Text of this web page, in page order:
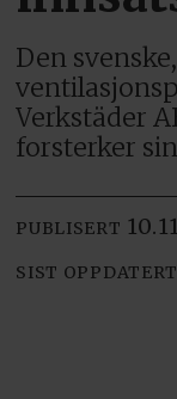
Den
Verkstäder
forsterker
PUBLISERT
SIST OPPDATERT